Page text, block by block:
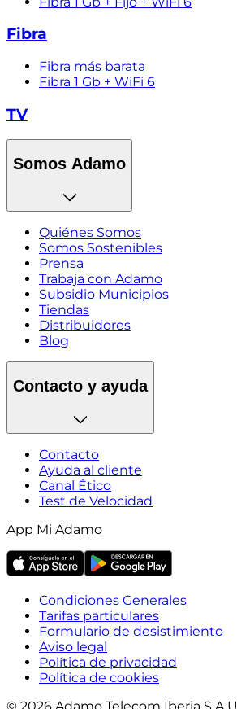
Fibra
Fibra más barata
Fibra 1 Gb + WiFi 6
TV
Somos Adamo
Quiénes Somos
Somos Sostenibles
Prensa
Trabaja con Adamo
Subsidio Municipios
Tiendas
Distribuidores
Blog
Contacto y ayuda
Contacto
Ayuda al cliente
Canal Ético
Test de Velocidad
App Mi Adamo
Condiciones Generales
Tarifas particulares
Formulario de desistimiento
Aviso legal
Política de privacidad
Política de cookies